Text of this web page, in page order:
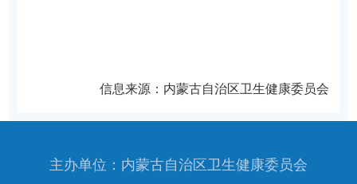
信息来源：内蒙古自治区卫生健康委员会
主办单位：内蒙古自治区卫生健康委员会